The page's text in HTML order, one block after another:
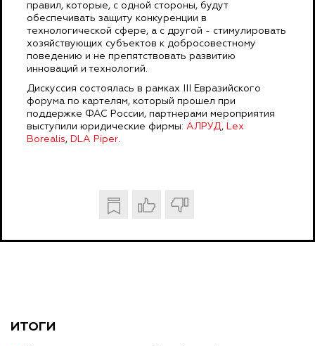
правил, которые, с одной стороны, будут
обеспечивать защиту конкуренции в
технологической сфере, а с другой - стимулировать
хозяйствующих субъектов к добросовестному
поведению и не препятствовать развитию
инноваций и технологий.
Дискуссия состоялась в рамках III Евразийского
форума по картелям, который прошел при
поддержке ФАС России, партнерами мероприятия
выступили юридические фирмы: АЛРУД, Lex
Borealis, DLA Piper.
ИТОГИ